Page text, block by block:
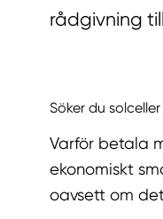
rådgivning
Söker du
Varför betala
ekonomiskt
oavsett om